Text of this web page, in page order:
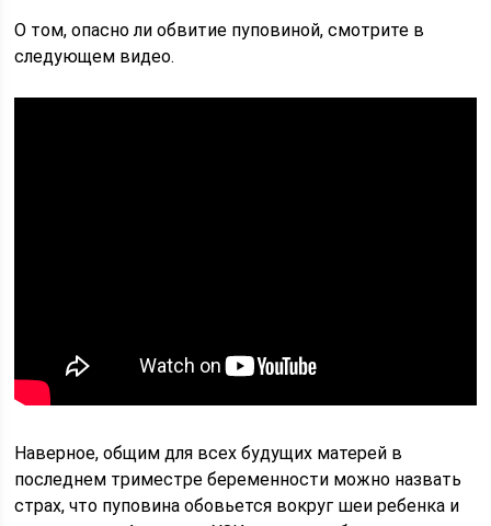
О том, опасно ли обвитие пуповиной, смотрите в
следующем видео.
Наверное, общим для всех будущих матерей в
последнем триместре беременности можно назвать
страх, что пуповина обовьется вокруг шеи ребенка и